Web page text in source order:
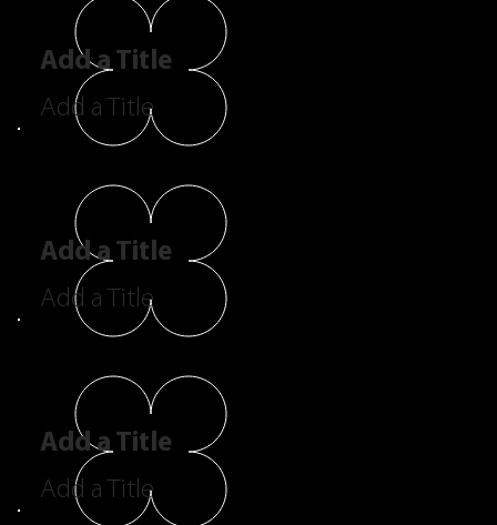
Add a Title
Add a Title
Add a Title
Add a Title
Add a Title
Add a Title